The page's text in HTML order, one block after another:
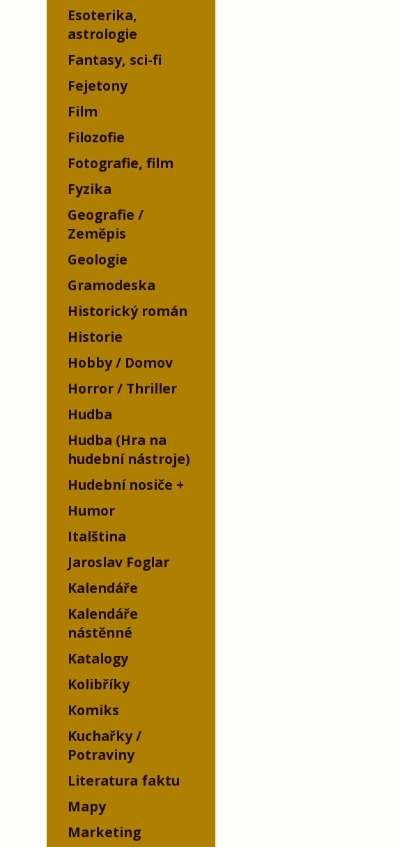
Esoterika,
astrologie
Fantasy, sci-fi
Fejetony
Film
Filozofie
Fotografie, film
Fyzika
Geografie /
Zeměpis
Geologie
Gramodeska
Historický román
Historie
Hobby / Domov
Horror / Thriller
Hudba
Hudba (Hra na
hudební nástroje)
Hudební nosiče
Humor
Italština
Jaroslav Foglar
Kalendáře
Kalendáře
nástěnné
Katalogy
Kolibříky
Komiks
Kuchařky /
Potraviny
Literatura faktu
Mapy
Marketing